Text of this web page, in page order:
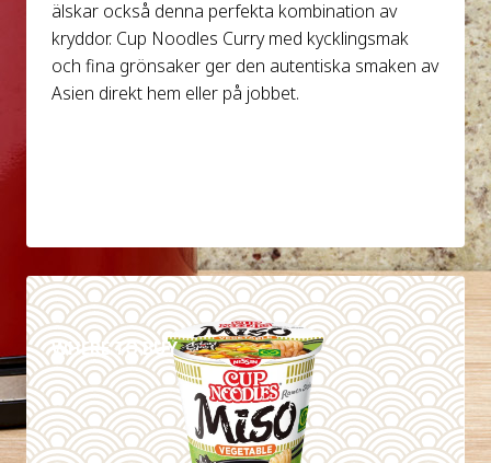
älskar också denna perfekta kombination av
kryddor. Cup Noodles Curry med kycklingsmak
och fina grönsaker ger den autentiska smaken av
Asien direkt hem eller på jobbet.
WHERE TO BUY
DETALJER